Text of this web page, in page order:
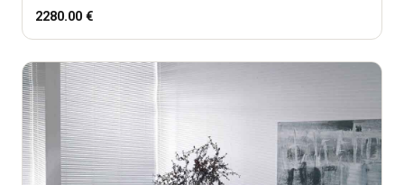
2280.00 €